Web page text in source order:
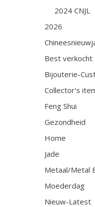
2024 CNJL
2026
Best verkocht
Bijouterie-
Collector's
Feng Shui
Gezondheid
Home
Jade
Metaal/Metal
Moederdag
Nieuw-Latest